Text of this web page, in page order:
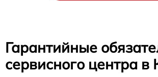
Гарантийные
сервисного центра в